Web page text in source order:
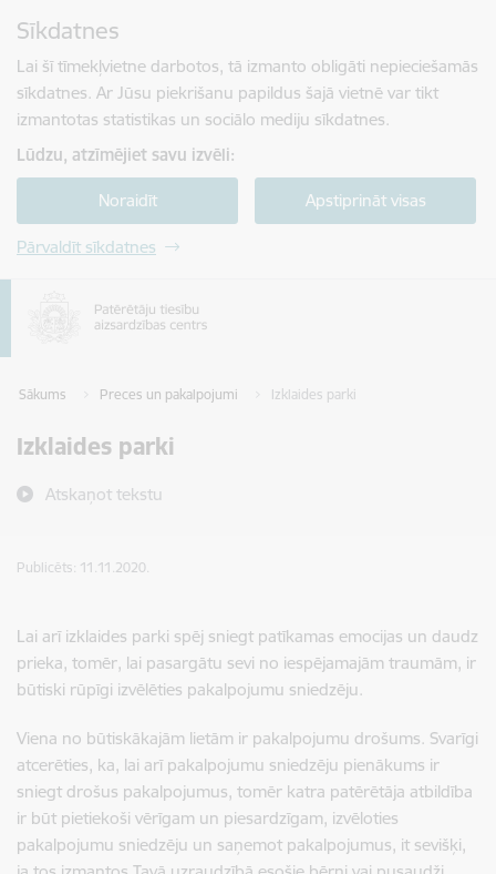
Sīkdatnes
Lai šī tīmekļvietne darbotos, tā izmanto obligāti nepieciešamās
sīkdatnes. Ar Jūsu piekrišanu papildus šajā vietnē var tikt
izmantotas statistikas un sociālo mediju sīkdatnes.
Lūdzu, atzīmējiet savu izvēli:
Noraidīt Apstiprināt visas
Pārvaldīt sīkdatnes
Sākums Preces un pakalpojumi Izklaides parki
Izklaides parki
Atskaņot tekstu
Publicēts: 11.11.2020.
Lai arī izklaides parki spēj sniegt patīkamas emocijas un daudz
prieka, tomēr, lai pasargātu sevi no iespējamajām traumām, ir
būtiski rūpīgi izvēlēties pakalpojumu sniedzēju.
Viena no būtiskākajām lietām ir pakalpojumu drošums. Svarīgi
atcerēties, ka, lai arī pakalpojumu sniedzēju pienākums ir
sniegt drošus pakalpojumus, tomēr katra patērētāja atbildība
ir būt pietiekoši vērīgam un piesardzīgam, izvēloties
pakalpojumu sniedzēju un saņemot pakalpojumus, it sevišķi,